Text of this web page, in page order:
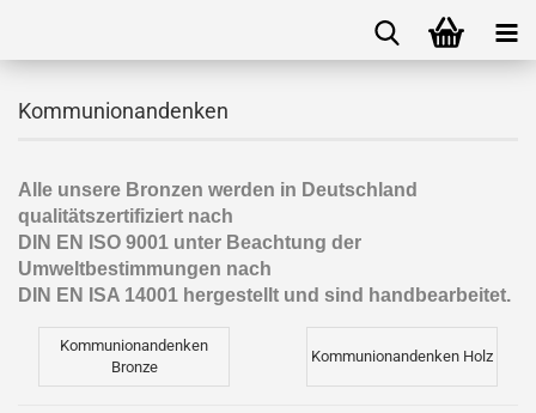
Kommunionandenken
Alle unsere Bronzen werden in Deutschland
qualitätszertifiziert nach
DIN EN ISO 9001 unter Beachtung der
Umweltbestimmungen nach
DIN EN ISA 14001 hergestellt und sind handbearbeitet.
Kommunionandenken
Bronze
Kommunionandenken Holz